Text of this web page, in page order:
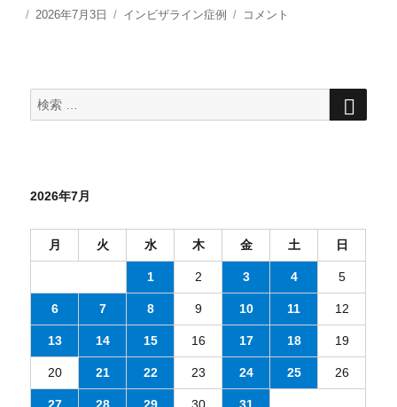
ア
301
投
2026年7月3日
カ
ー
インビザライン症例
ア
ー
善
コメント
検
索
検
2026年7月
月 火 水 木 金 土 日
1 2 3 4 5
6 7 8 9 10 11 12
13 14 15 16 17 18 19
20 21 22 23 24 25 26
27 28 29 30 31